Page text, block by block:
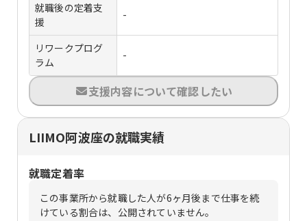
就職後の定着支
援
-
リワークプログ
ラム
-
支援内容について確認したい
LIIMO阿波座の就職実績
就職定着率
この事業所から就職した人が6ヶ月後まで仕事を続
けている割合は、公開されていません。